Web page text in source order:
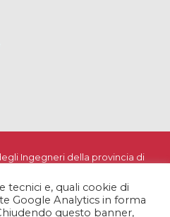
Ingegneri della provincia di
Note Legali -Dichiarazione di
tecnici e, quali cookie di
Google Analytics in forma
questo banner,